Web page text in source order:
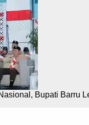
Bupati Barru